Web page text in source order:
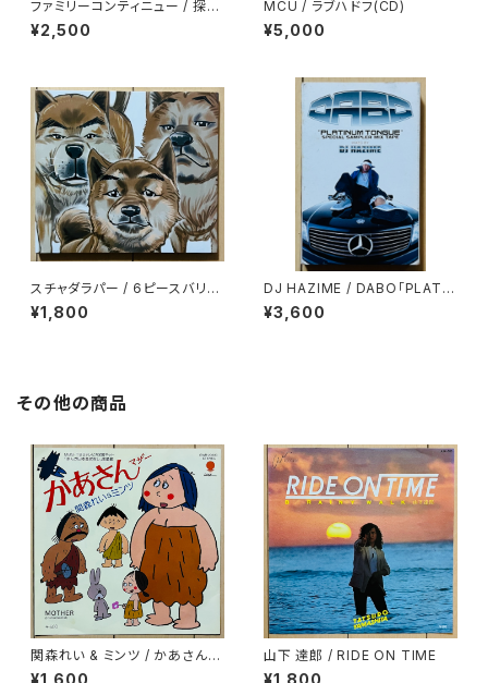
ファミリーコンティニュー / 探偵
EP
¥2,500
MCU / ラブハドフ(CD)
¥5,000
スチャダラパー / 6ピースバリュ
ーパック
¥1,800
DJ HAZIME / DABO「PLATIN
UM TONGUE」SPECIAL SA
MPLER MIXTAPE
¥3,600
その他の商品
関森れい & ミンツ / かあさん
(マザー)
¥1,600
山下 達郎 / RIDE ON TIME
¥1,800